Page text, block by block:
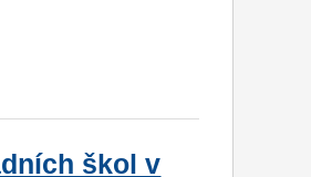
škol v